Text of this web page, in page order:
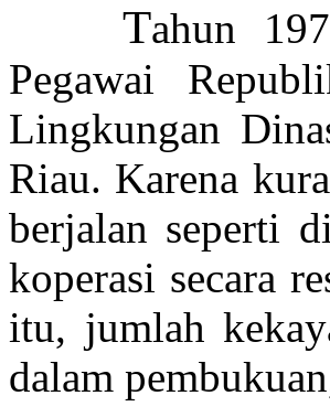
Tahun
Pegawai
Lingkungan
Riau. Karena
berjalan seperti
koperasi secara
itu, jumlah
dalam pembukuan